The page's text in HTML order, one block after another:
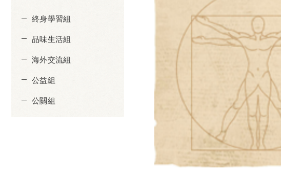
終身學習組
品味生活組
海外交流組
公益組
公關組